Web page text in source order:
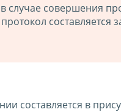
в случае совершения
составляется
составляется в